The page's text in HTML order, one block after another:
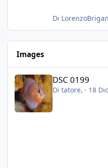
che fatico a
Vorrei quindi
nel caso sia
color terra di
Posso togliere il
piu giorni, ed
nessun tipo di
Di
Images
DSC 0199
DSC 0199
Di tatore, · 18